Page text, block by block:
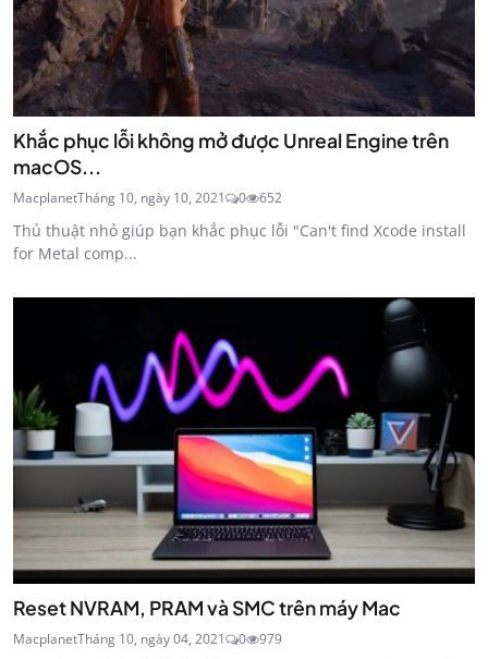
Khắc phục lỗi không mở được Unreal Engine trên
macOS...
MacplanetTháng 10, ngày 10, 2021 0 652
Thủ thuật nhỏ giúp bạn khắc phục lỗi "Can't find Xcode install
for Metal comp...
Reset NVRAM, PRAM và SMC trên máy Mac
MacplanetTháng 10, ngày 04, 2021 0 979